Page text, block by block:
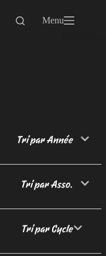
Menu
Tri par Année
Tri par Asso.
Tri par Cycle